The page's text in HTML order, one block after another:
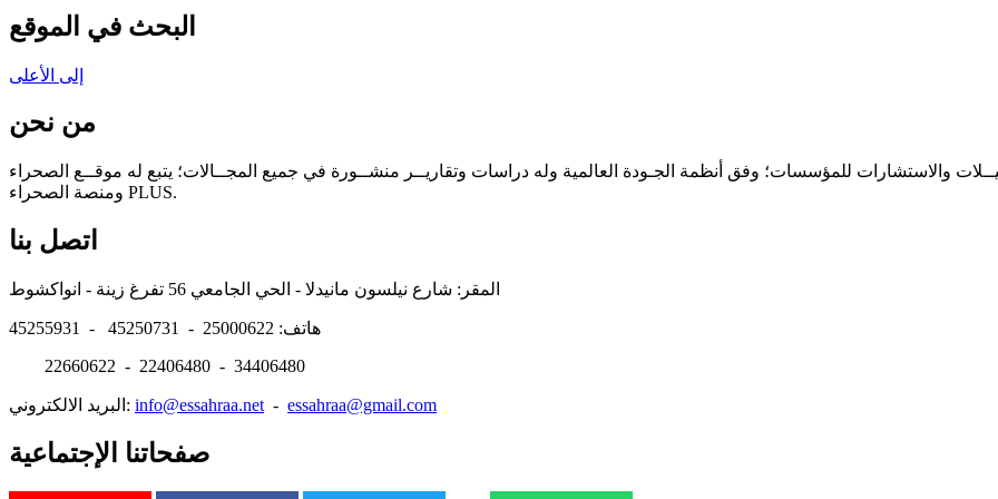
البحث في الموقع
إلى الأعلى
من نحن
والاستشارات للمؤسسات؛ وفق أنظمة الجـودة العالمية وله دراسات وتقاريــر منشــورة في جميع المجــالات؛ يتبع له موقــع الصحراء
ومنصة الصحراء PLUS.
اتصل بنا
هاتف: 25000622 - 45250731 - 45255931
22660622 - 22406480 - 34406480
البريد الالكتروني: info@essahraa.net - essahraa@gmail.com
صفحاتنا الإجتماعية